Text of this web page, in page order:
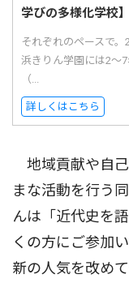
学びの多様化学校】
それぞれのペースで
浜きりん学園には2〜
（...
詳しくはこちら
地域貢献や自
まな活動を行う
んは「近代史を
くの方にご参加
新の人気を改め